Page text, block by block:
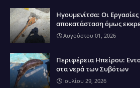
Ηγουμενίτσα: Οι
αποκατάσταση όμως
Αυγούστου 01, 2026
Περιφέρεια Ηπείρου:
στα νερά των Συβότων
Ιουλίου 29, 2026